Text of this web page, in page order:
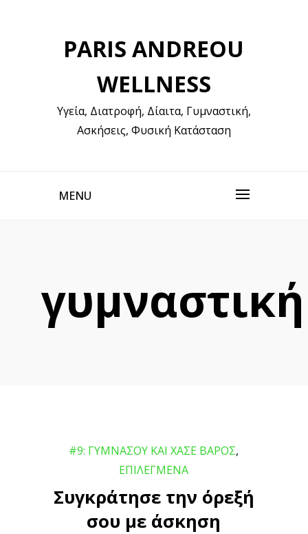
PARIS ANDREOU
WELLNESS
Υγεία, Διατροφή, Δίαιτα, Γυμναστική,
Ασκήσεις, Φυσική Κατάσταση
MENU
γυμναστική
#9: ΓΥΜΝΑΣΟΥ ΚΑΙ ΧΑΣΕ ΒΑΡΟΣ,
ΕΠΙΛΕΓΜΕΝΑ
Συγκράτησε την όρεξή
σου με άσκηση